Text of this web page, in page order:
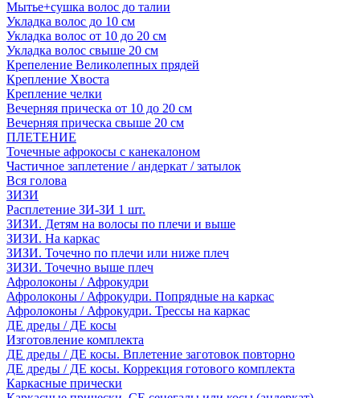
Мытье+сушка волос до талии
Укладка волос до 10 см
Укладка волос от 10 до 20 см
Укладка волос свыше 20 см
Крепеление Великолепных прядей
Крепление Хвоста
Крепление челки
Вечерняя прическа от 10 до 20 см
Вечерняя прическа свыше 20 см
ПЛЕТЕНИЕ
Точечные афрокосы с канекалоном
Частичное заплетение / андеркат / затылок
Вся голова
ЗИЗИ
Расплетение ЗИ-ЗИ 1 шт.
ЗИЗИ. Детям на волосы по плечи и выше
ЗИЗИ. На каркас
ЗИЗИ. Точечно по плечи или ниже плеч
ЗИЗИ. Точечно выше плеч
Афролоконы / Афрокудри
Афролоконы / Афрокудри. Попрядные на каркас
Афролоконы / Афрокудри. Трессы на каркас
ДЕ дреды / ДЕ косы
Изготовление комплекта
ДЕ дреды / ДЕ косы. Вплетение заготовок повторно
ДЕ дреды / ДЕ косы. Коррекция готового комплекта
Каркасные прически